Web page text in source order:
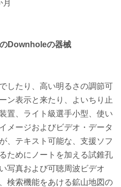
月
Downholeの器械
したり、高い明るさの調節可
ン表示と来たり、よいちり止
置、ライト級選手小型、使い
メージおよびビデオ・データ
、テキスト可能な、支援ソフ
ためにノートを加える試錐孔
写真および可聴周波ビデオ
検索機能をあける鉱山地図の